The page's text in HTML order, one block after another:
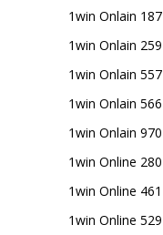
1win Onlain 187
1win Onlain 259
1win Onlain 557
1win Onlain 566
1win Onlain 970
1win Online 280
1win Online 461
1win Online 529